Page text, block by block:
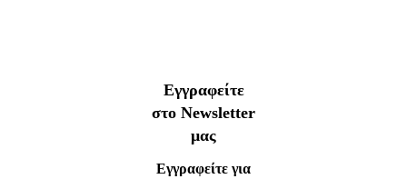
Εγγραφείτε
στο Newsletter
μας
Εγγραφείτε για